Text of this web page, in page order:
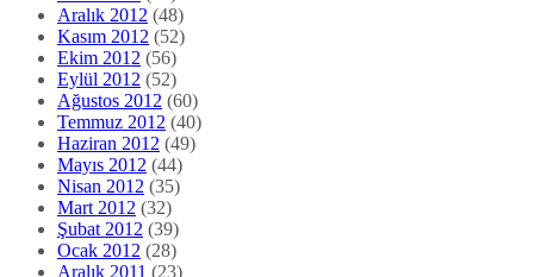
Aralık 2012 (48)
Kasım 2012 (52)
Ekim 2012 (56)
Eylül 2012 (52)
Ağustos 2012 (60)
Temmuz 2012 (40)
Haziran 2012 (49)
Mayıs 2012 (44)
Nisan 2012 (35)
Mart 2012 (32)
Şubat 2012 (39)
Ocak 2012 (28)
Aralık 2011 (23)